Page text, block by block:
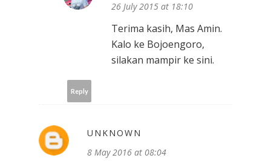
26 July 2015 at 18:10
Terima kasih, Mas Amin.
Kalo ke Bojoengoro,
silakan mampir ke sini.
Reply
UNKNOWN
8 May 2016 at 08:04